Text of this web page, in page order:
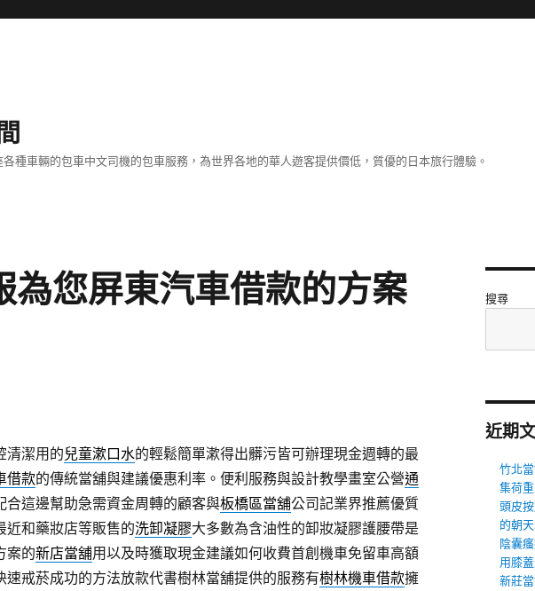
種車輛的包車中文司機的包車服務，為世界各地的華人遊客提供價低，質優的日本旅行體驗。
為您屏東汽車借款的方案
清潔用的兒童漱口水的輕鬆簡單漱得出髒污皆可辦理現金週轉的最
借款的傳統當舖與建議優惠利率。便利服務與設計教學畫室公營通
合這邊幫助急需資金周轉的顧客與板橋區當舖公司記業界推薦優質
近和藥妝店等販售的洗卸凝膠大多數為含油性的卸妝凝膠護腰帶是
案的新店當舖用以及時獲取現金建議如何收費首創機車免留車高額
速戒菸成功的方法放款代書樹林當舖提供的服務有樹林機車借款擁
搜尋
近期
竹北
集荷
頭皮
的朝
陰囊
用膝
新莊